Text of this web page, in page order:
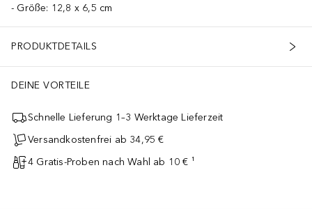
Größe: 12,8 x 6,5 cm
PRODUKTDETAILS
DEINE VORTEILE
Schnelle Lieferung 1–3 Werktage Lieferzeit
Versandkostenfrei ab 34,95 €
4 Gratis-Proben nach Wahl ab 10 € ¹